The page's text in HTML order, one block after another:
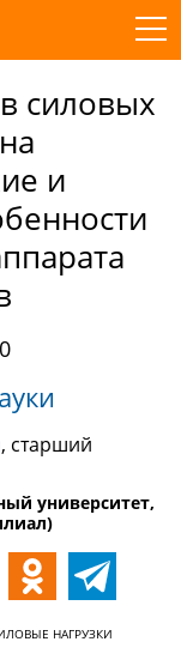
силовых
и
, старший
университет,
НАГРУЗКИ